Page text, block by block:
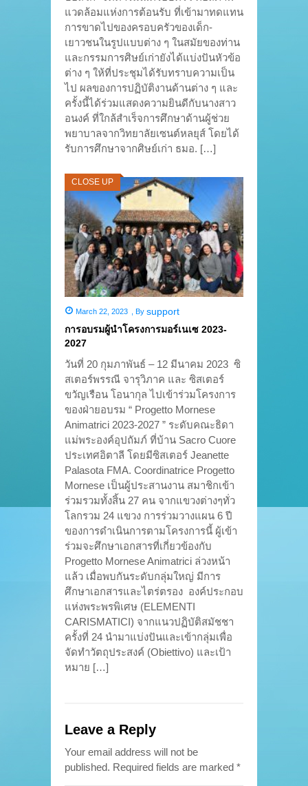
แวดล้อมแห่งการต้อนรับ ที่เข้ามาทดแทน
การขาดไปของครอบครัวของเด็ก-
เยาวชนในรูปแบบต่าง ๆ ในสมัยของท่าน
และกรรมการศิษย์เก่ายังได้แบ่งปันหัวข้อ
ต่าง ๆ ให้ที่ประชุมได้รับทราบความเป็น
ไป ผลของการปฏิบัติงานด้านต่าง ๆ และ
ครั้งนี้ได้ร่วมแสดงความยินดีกับนางสาว
อนงค์ ที่ใกล้สำเร็จการศึกษาด้านผู้ช่วย
พยาบาลจากวิทยาลัยเซนต์หลยุส์ โดยได้
รับการศึกษาจากศิษย์เก่า ธมอ. […]
CLOSE UP
March 22, 2023 By support
การอบรมผู้นำโครงการมอร์เนเซ 2023-
2027
วันที่ 20 กุมภาพันธ์ – 12 มีนาคม 2023 ซิ
สเตอร์พรรณี จารุวิภาค และ ซิสเตอร์
ขวัญเรือน โอนากุล ไปเข้าร่วมโครงการ
ของฝ่ายอบรม “ Progetto Mornese
Animatrici 2023-2027 ” ระดับคณะธิดา
แม่พระองค์อุปถัมภ์ ที่บ้าน Sacro Cuore
ประเทศอิตาลี โดยมีซิสเตอร์ Jeanette
Palasota FMA. Coordinatrice Progetto
Mornese เป็นผู้ประสานงาน สมาชิกเข้า
ร่วมรวมทั้งสิ้น 27 คน จากแขวงต่างๆทั่ว
โลกรวม 24 แขวง การร่วมวางแผน 6 ปี
ของการดำเนินการตามโครงการนี้ ผู้เข้า
ร่วมจะศึกษาเอกสารที่เกี่ยวข้องกับ
Progetto Mornese Animatrici ล่วงหน้า
แล้ว เมื่อพบกันระดับกลุ่มใหญ่ มีการ
ศึกษาเอกสารและไตร่ตรอง องค์ประกอบ
แห่งพระพรพิเศษ (ELEMENTI
CARISMATICI) จากแนวปฏิบัติสมัชชา
ครั้งที่ 24 นำมาแบ่งปันและเข้ากลุ่มเพื่อ
จัดทำวัตถุประสงค์ (Obiettivo) และเป้า
หมาย […]
Leave a Reply
Your email address will not be
published. Required fields are marked *